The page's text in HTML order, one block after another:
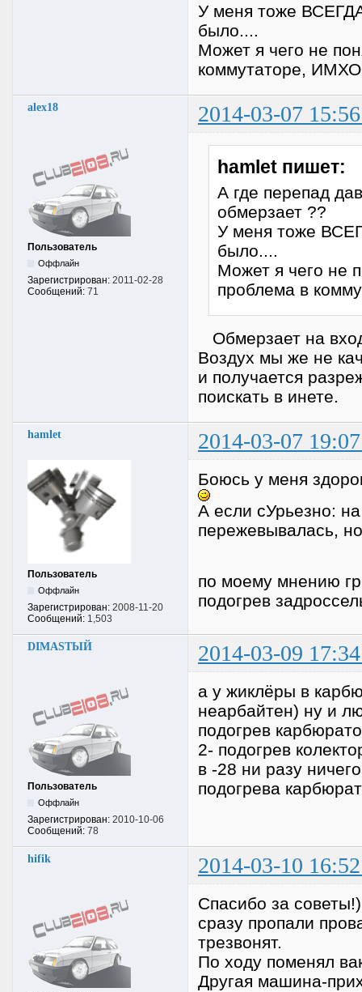
У меня тоже
было....
Может я чего не
коммутаторе, ИМХО
alex18 2014-03-07
Пользователь
Оффлайн
Зарегистрирован: 2011-02-28
Сообщений: 71
hamlet пишет:
А где перепад
обмерзает ??
У меня тоже
было....
Может я чего не
проблема в
Обмерзает на
Воздух мы же не
и получается
поискать в инете.
hamlet 2014-03-07
Пользователь
Оффлайн
Зарегистрирован: 2008-11-20
Сообщений: 1,503
Боюсь у меня
А если сУрьезно:
пережевывалась,
по моему мнению
подогрев
DIMASTЫЙ 2014-03-09
Пользователь
Оффлайн
Зарегистрирован: 2010-10-06
Сообщений: 78
а у жиклёры в
неарбайтен) ну и
подогрев
2- подогрев
в -28 ни разу
подогрева
hifik 2014-03-10
Спасибо за
сразу пропали
трезвонят.
По ходу поменял
Другая машина-